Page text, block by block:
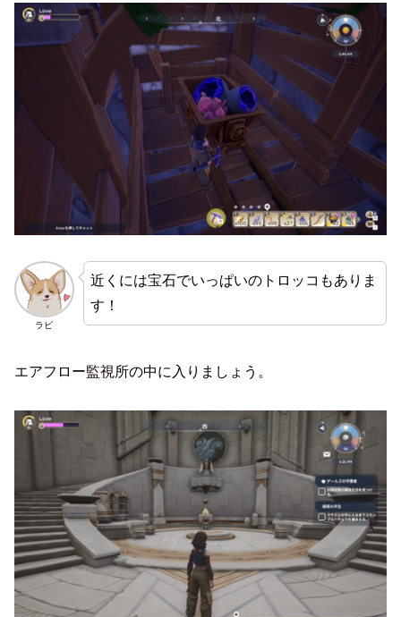
ラビ
近くには宝石でいっぱいのトロッコもありま
す！
エアフロー監視所の中に入りましょう。